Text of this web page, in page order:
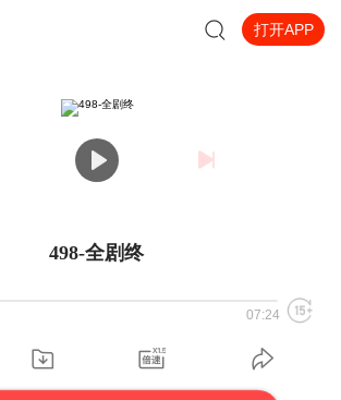
打开APP
498-全剧终
07:24